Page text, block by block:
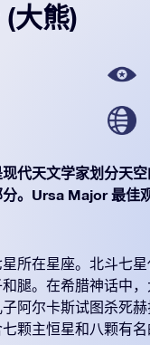
大熊)
代天文学家划分天
。Ursa Major 最佳
所在星座。北斗七
腿。在希腊神话中
阿尔卡斯试图杀死
颗主恒星和八颗有名